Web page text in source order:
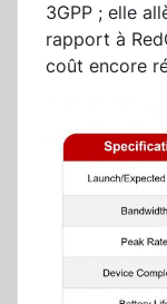
3GPP ; elle
rapport à
coût encore